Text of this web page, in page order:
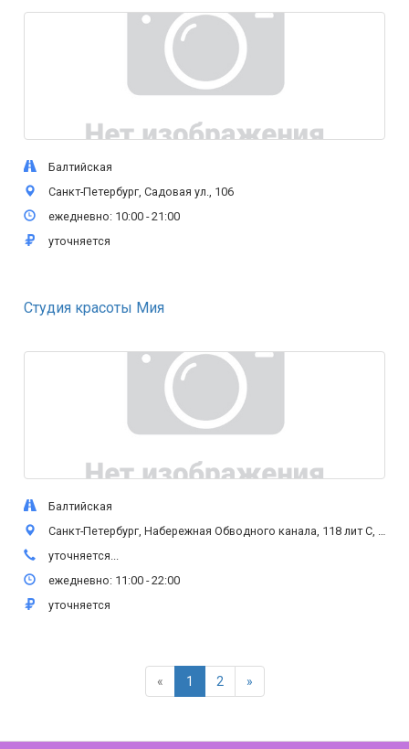
Балтийская
Санкт-Петербург, Садовая ул., 106
ежедневно: 10:00 - 21:00
уточняется
Студия красоты Мия
Балтийская
Санкт-Петербург, Набережная Обводного канала, 118 лит С, цокольный этаж
уточняется...
ежедневно: 11:00 - 22:00
уточняется
« 1 2 »